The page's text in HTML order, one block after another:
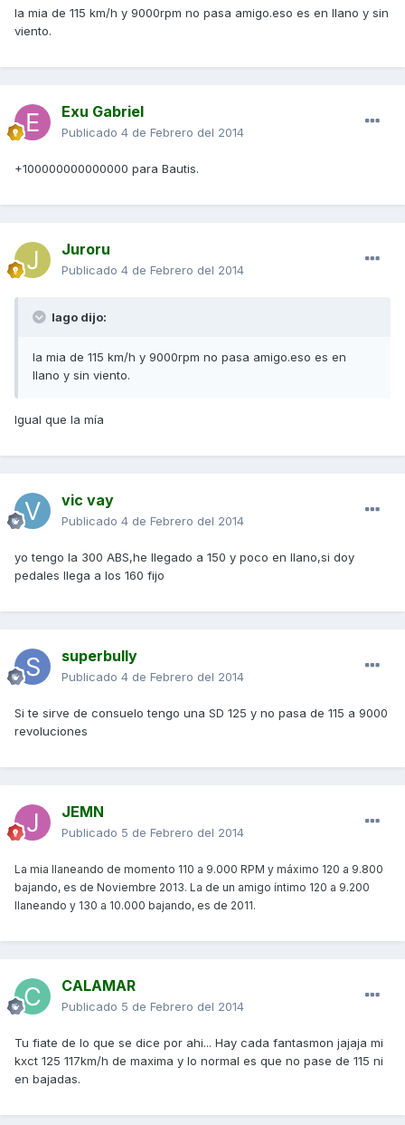
la mia de 115 km/h y 9000rpm no pasa amigo.eso es en llano y sin
viento.
Exu Gabriel
Publicado 4 de Febrero del 2014
+100000000000000 para Bautis.
Juroru
Publicado 4 de Febrero del 2014
lago dijo:
la mia de 115 km/h y 9000rpm no pasa amigo.eso es en
llano y sin viento.
Igual que la mía
vic vay
Publicado 4 de Febrero del 2014
yo tengo la 300 ABS,he llegado a 150 y poco en llano,si doy
pedales llega a los 160 fijo
superbully
Publicado 4 de Febrero del 2014
Si te sirve de consuelo tengo una SD 125 y no pasa de 115 a 9000
revoluciones
JEMN
Publicado 5 de Febrero del 2014
La mia llaneando de momento 110 a 9.000 RPM y máximo 120 a 9.800
bajando, es de Noviembre 2013. La de un amigo íntimo 120 a 9.200
llaneando y 130 a 10.000 bajando, es de 2011.
CALAMAR
Publicado 5 de Febrero del 2014
Tu fiate de lo que se dice por ahi... Hay cada fantasmon jajaja mi
kxct 125 117km/h de maxima y lo normal es que no pase de 115 ni
en bajadas.